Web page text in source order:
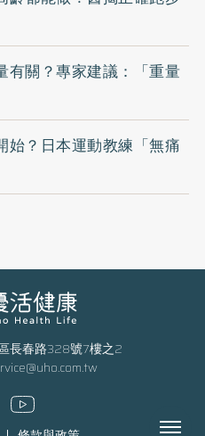
有關？專家建議：「重量
始？日本運動教練「無痛
長春路328號7樓之2
Menu